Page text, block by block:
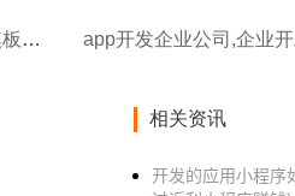
app开发企业会先开发哪种系统,模板开发app app开发企业公司,企业
相关资讯
开发的应用小程序